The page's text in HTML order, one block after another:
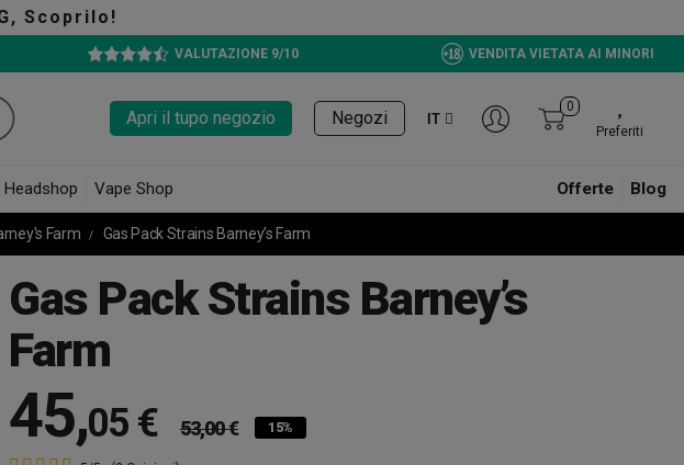
Scoprilo!
VALUTAZIONE 9/10 VENDITA VIETATA AI MINORI
Apri il tupo negozio Negozi IT
0
Preferiti
Headshop Vape Shop Offerte Blog
Farm Gas Pack Strains Barney’s Farm
Gas Pack Strains Barney’s
Farm
45,05 € 53,00 € 15%